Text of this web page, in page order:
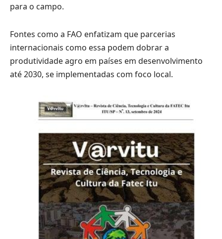
para o campo.
Fontes como a FAO enfatizam que parcerias
internacionais como essa podem dobrar a
produtividade agro em países em desenvolvimento
até 2030, se implementadas com foco local.